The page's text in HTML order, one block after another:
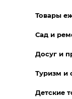
Товары
Сад и
Досуг и
Туризм и
Детские